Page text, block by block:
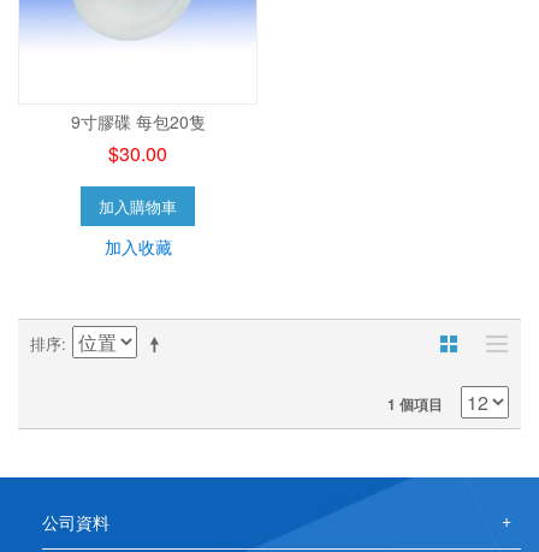
9寸膠碟 每包20隻
$30.00
加入購物車
加入收藏
排序
1 個項目
公司資料